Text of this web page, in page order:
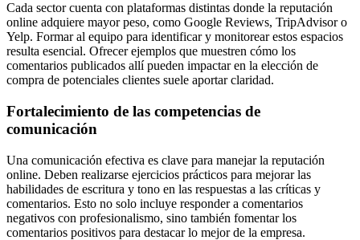
Cada sector cuenta con plataformas distintas donde la reputación
online adquiere mayor peso, como Google Reviews, TripAdvisor o
Yelp. Formar al equipo para identificar y monitorear estos espacios
resulta esencial. Ofrecer ejemplos que muestren cómo los
comentarios publicados allí pueden impactar en la elección de
compra de potenciales clientes suele aportar claridad.
Fortalecimiento de las competencias de
comunicación
Una comunicación efectiva es clave para manejar la reputación
online. Deben realizarse ejercicios prácticos para mejorar las
habilidades de escritura y tono en las respuestas a las críticas y
comentarios. Esto no solo incluye responder a comentarios
negativos con profesionalismo, sino también fomentar los
comentarios positivos para destacar lo mejor de la empresa.